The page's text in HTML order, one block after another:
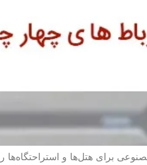
برای هتل‌ها و استراحتگاه‌ها